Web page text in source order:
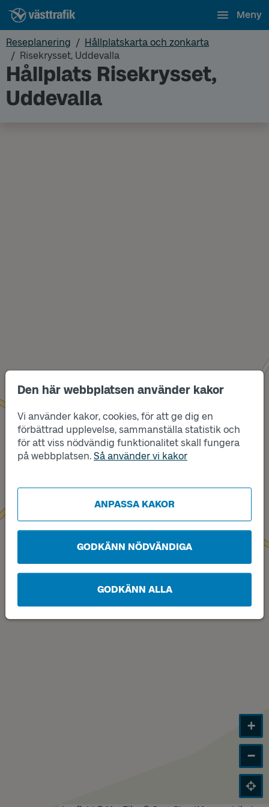
Den här webbplatsen använder kakor
Vi använder kakor, cookies, för att ge dig en
förbättrad upplevelse, sammanställa statistik och
för att viss nödvändig funktionalitet skall fungera
på webbplatsen. Så använder vi kakor
ANPASSA KAKOR
GODKÄNN NÖDVÄNDIGA
GODKÄNN ALLA
Meny
Reseplanering
Hållplatskarta och zonkarta
Risekrysset, Uddevalla
Hållplats Risekrysset,
Uddevalla
Läge
B
+
−